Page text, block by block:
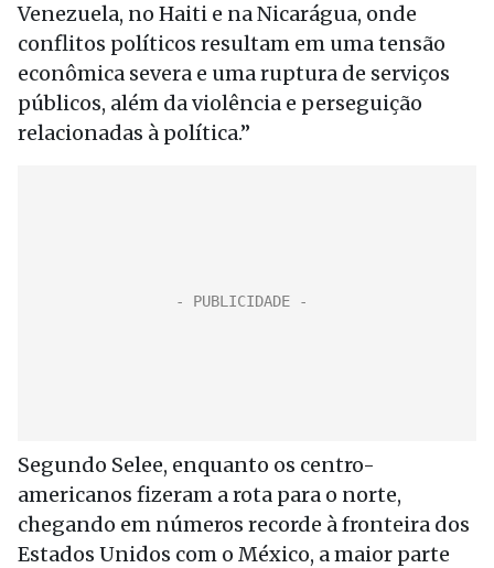
Venezuela, no Haiti e na Nicarágua, onde
conflitos políticos resultam em uma tensão
econômica severa e uma ruptura de serviços
públicos, além da violência e perseguição
relacionadas à política.”
Segundo Selee, enquanto os centro-
americanos fizeram a rota para o norte,
chegando em números recorde à fronteira dos
Estados Unidos com o México, a maior parte